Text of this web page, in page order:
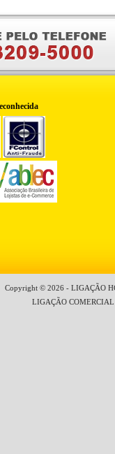
Copyright © 2026 - LIGAÇÃO
LIGAÇÃO